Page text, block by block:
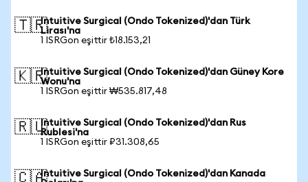
🇹🇷Intuitive Surgical (Ondo Tokenized)'dan Türk
Lirası'na
1 ISRGon eşittir ₺18.153,21
🇰🇷Intuitive Surgical (Ondo Tokenized)'dan Güney Kore
Wonu'na
1 ISRGon eşittir ₩535.817,48
🇷🇺Intuitive Surgical (Ondo Tokenized)'dan Rus
Rublesi'na
1 ISRGon eşittir ₽31.308,65
🇨🇦Intuitive Surgical (Ondo Tokenized)'dan Kanada